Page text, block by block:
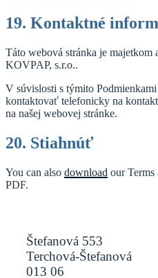
19. Kontaktné
Táto webová stránka je majetkom
KOVPAP, s.r.o..
V súvislosti s týmito Podmienkami
kontaktovať telefonicky na
na našej webovej stránke.
20. Stiahnúť
You can also download our Terms
PDF.
Štefanová 553
Terchová-Štefanová
013 06